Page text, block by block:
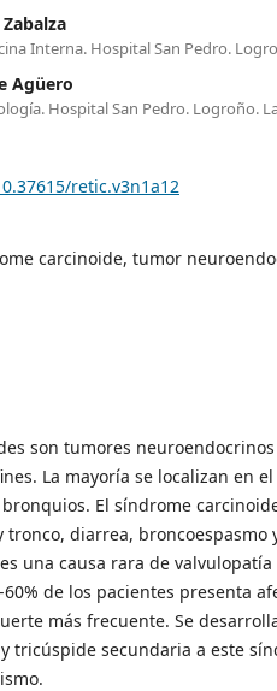
Interna. Hospital San Pedro.
Agüero
Hospital San Pedro. Logroño.
retic.v3n1a12
carcinoide, tumor
son tumores
La mayoría se localizan en
El síndrome
tronco, diarrea, broncoespasmo
una causa rara de
de los pacientes presenta
más frecuente. Se
tricúspide secundaria a este